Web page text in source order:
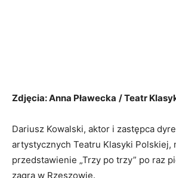
Zdjęcia: Anna Pławecka / Teatr
Dariusz Kowalski, aktor i zastępca
artystycznych Teatru Klasyki Polskiej,
przedstawienie „Trzy po trzy” po raz
zagra w Rzeszowie.